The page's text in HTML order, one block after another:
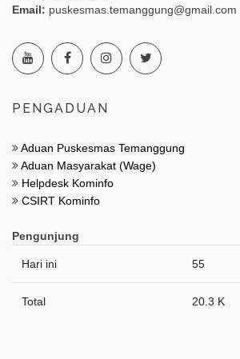
Email: puskesmas.temanggung@gmail.com
PENGADUAN
Aduan Puskesmas Temanggung
Aduan Masyarakat (Wage)
Helpdesk Kominfo
CSIRT Kominfo
Pengunjung
Hari ini 55
Total 20.3 K